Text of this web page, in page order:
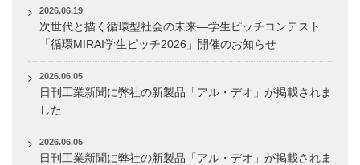
2026.06.19
次世代と描く循環型社会の未来―学生ピッチコンテスト
「循環MIRAI学生ピッチ2026」開催のお知らせ
2026.06.05
日刊工業新聞に弊社の新製品「アル・デオ」が掲載されま
した
2026.06.05
日刊工業新聞に弊社の新製品「アル・デオ」が掲載されま